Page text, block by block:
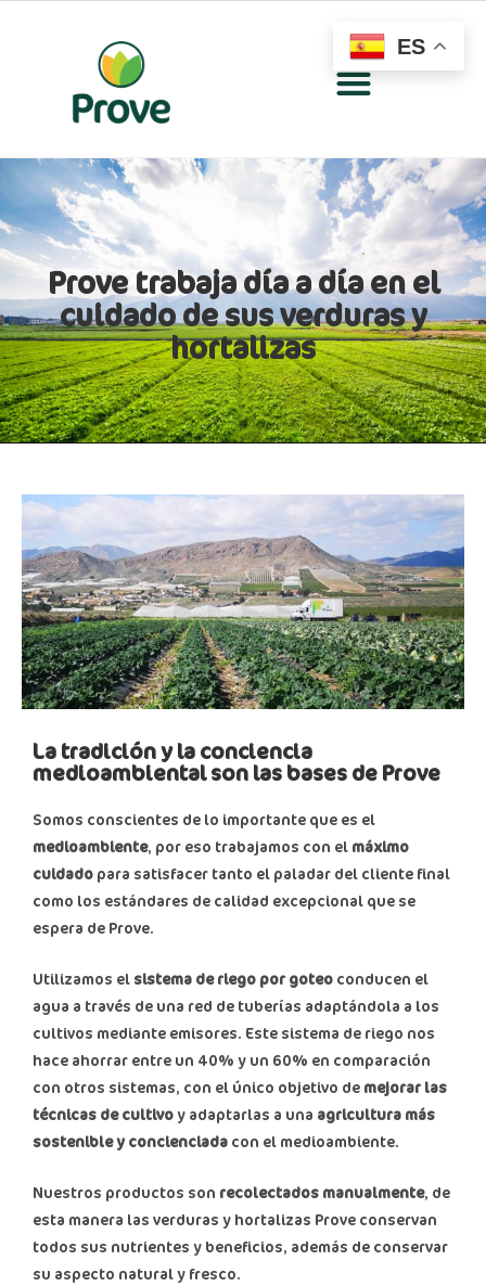
Prove trabaja día a día en el
cuidado de sus verduras y
hortalizas
La tradición y la conciencia
medioambiental son las bases de Prove
Somos conscientes de lo importante que es el
medioambiente, por eso trabajamos con el máximo
cuidado para satisfacer tanto el paladar del cliente final
como los estándares de calidad excepcional que se
espera de Prove.
Utilizamos el sistema de riego por goteo conducen el
agua a través de una red de tuberías adaptándola a los
cultivos mediante emisores. Este sistema de riego nos
hace ahorrar entre un 40% y un 60% en comparación
con otros sistemas, con el único objetivo de mejorar las
técnicas de cultivoy adaptarlas a una agricultura más
sostenible y concienciada con el medioambiente.
Nuestros productos son recolectados manualmente, de
esta manera las verduras y hortalizas Prove conservan
todos sus nutrientes y beneficios, además de conservar
su aspecto natural y fresco.
ES